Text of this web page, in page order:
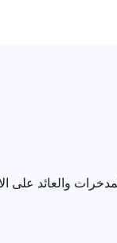
والعائد على